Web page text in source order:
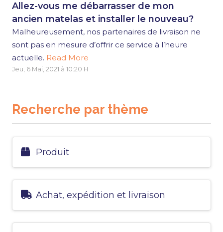
Allez-vous me débarrasser de mon
ancien matelas et installer le nouveau?
Malheureusement, nos partenaires de livraison ne
sont pas en mesure d’offrir ce service à l’heure
actuelle. Read More
Jeu, 6 Mai, 2021 à 10:20 H
Recherche par thème
Produit
Achat, expédition et livraison